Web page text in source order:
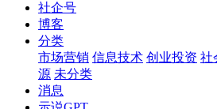
社企号
博客
分类
市场营销 信息技术 创业投资 社
源 未分类
消息